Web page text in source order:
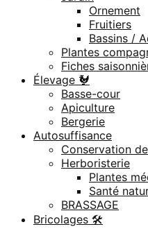
Ornement
Fruitiers
Bassins /
Plantes
Fiches
Élevage 🐓
Basse-cour
Apiculture
Bergerie
Autosuffisance
Conservation
Herboristerie
Plantes
Santé
BRASSAGE
Bricolages 🛠️